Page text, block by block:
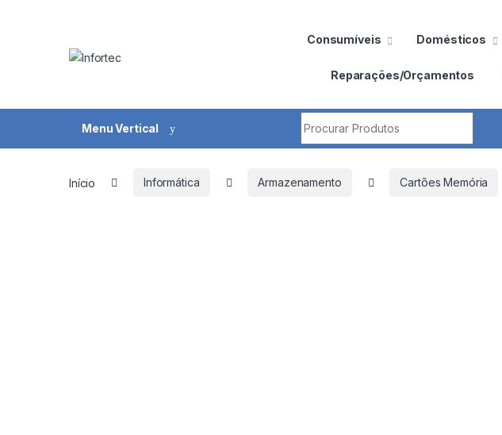
Consumíveis Domésticos
Reparações/Orçamentos
Menu Vertical
Início Informática Armazenamento Cartões Memória